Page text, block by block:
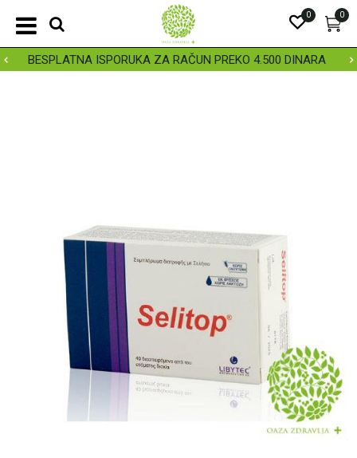
BESPLATNA ISPORUKA ZA RAČUN PREKO 4.500 DINARA
0
0